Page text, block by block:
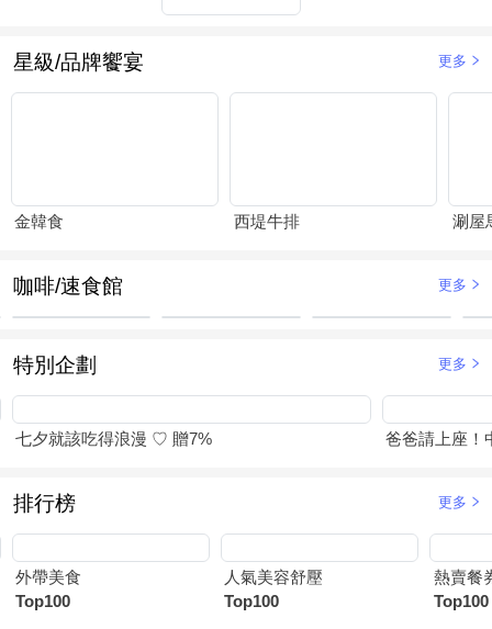
星級/品牌饗宴 更多
金韓食 西堤牛排 涮屋
咖啡/速食館 更多
特別企劃 更多
七夕就該吃得浪漫 ♡ 贈7% 爸爸請上座！
排行榜 更多
外帶美食
Top100
人氣美容舒壓
Top100
熱賣餐
Top100